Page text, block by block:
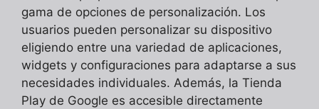
gama de opciones de personalización. Los
usuarios pueden personalizar su dispositivo
eligiendo entre una variedad de aplicaciones,
widgets y configuraciones para adaptarse a sus
necesidades individuales. Además, la Tienda
Play de Google es accesible directamente